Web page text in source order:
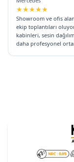
★★★★★
Showroom ve ofis
ekip toplantıları
kabinleri, sesin
daha profesyonel